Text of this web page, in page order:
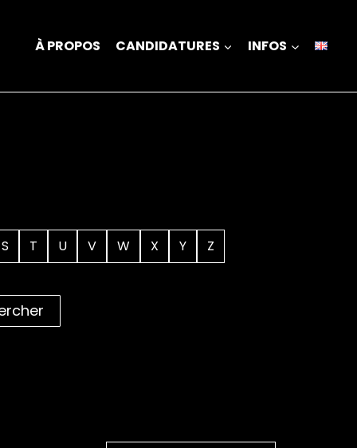
À PROPOS CANDIDATURES INFOS
S T U V W X Y Z